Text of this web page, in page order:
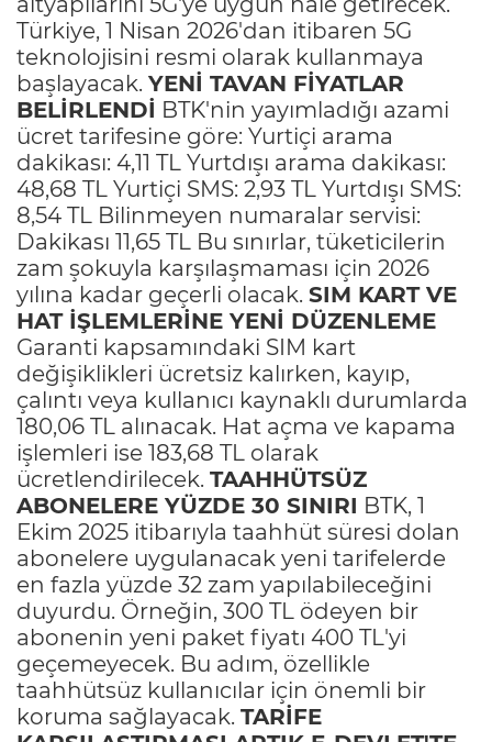
Türkiye, 1 Nisan 2026'dan itibaren 5G
teknolojisini resmi olarak kullanmaya
başlayacak. YENİ TAVAN FİYATLAR
BELİRLENDİ BTK'nin yayımladığı azami
ücret tarifesine göre: Yurtiçi arama
dakikası: 4,11 TL Yurtdışı arama dakikası:
48,68 TL Yurtiçi SMS: 2,93 TL Yurtdışı SMS:
8,54 TL Bilinmeyen numaralar servisi:
Dakikası 11,65 TL Bu sınırlar, tüketicilerin
zam şokuyla karşılaşmaması için 2026
yılına kadar geçerli olacak. SIM KART VE
HAT İŞLEMLERİNE YENİ DÜZENLEME
Garanti kapsamındaki SIM kart
değişiklikleri ücretsiz kalırken, kayıp,
çalıntı veya kullanıcı kaynaklı durumlarda
180,06 TL alınacak. Hat açma ve kapama
işlemleri ise 183,68 TL olarak
ücretlendirilecek. TAAHHÜTSÜZ
ABONELERE YÜZDE 30 SINIRI BTK, 1
Ekim 2025 itibarıyla taahhüt süresi dolan
abonelere uygulanacak yeni tarifelerde
en fazla yüzde 32 zam yapılabileceğini
duyurdu. Örneğin, 300 TL ödeyen bir
abonenin yeni paket fiyatı 400 TL'yi
geçemeyecek. Bu adım, özellikle
taahhütsüz kullanıcılar için önemli bir
koruma sağlayacak. TARİFE